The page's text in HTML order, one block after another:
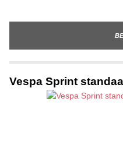
Vespa Sprint